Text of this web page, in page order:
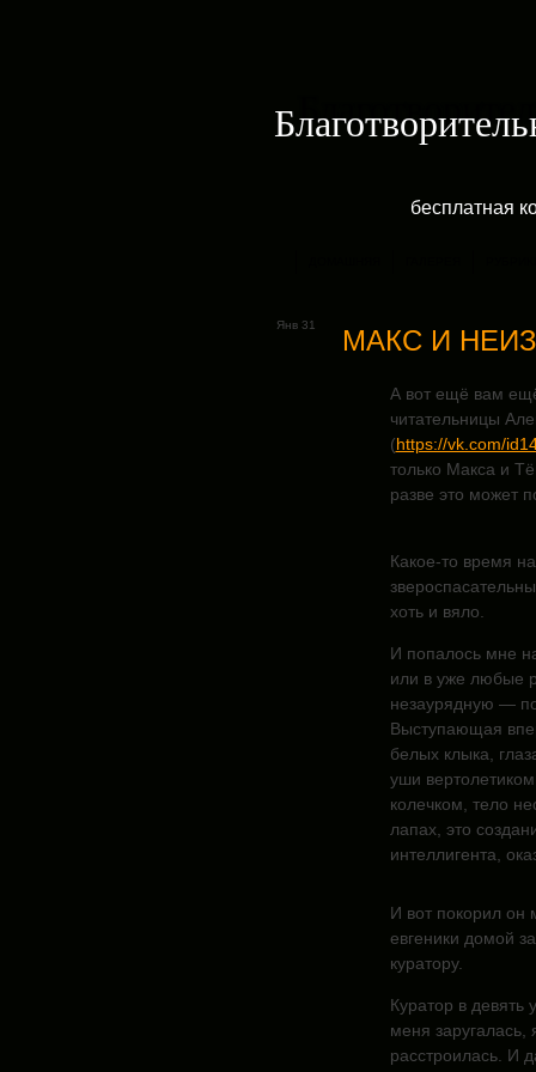
бесплатная
Янв 31 МАКС И
А вот ещё вам
читательницы
(https://vk.com/
только Макса и
разве это может
Какое-то время
хоть и вяло.
И попалось мне
или в уже любые
незаурядную —
Выступающая
белых клыка,
уши
колечком, тело
лапах, это
интеллигента,
И вот покорил он
евгеники домой
куратору.
Куратор в девять
меня
расстроилась. И